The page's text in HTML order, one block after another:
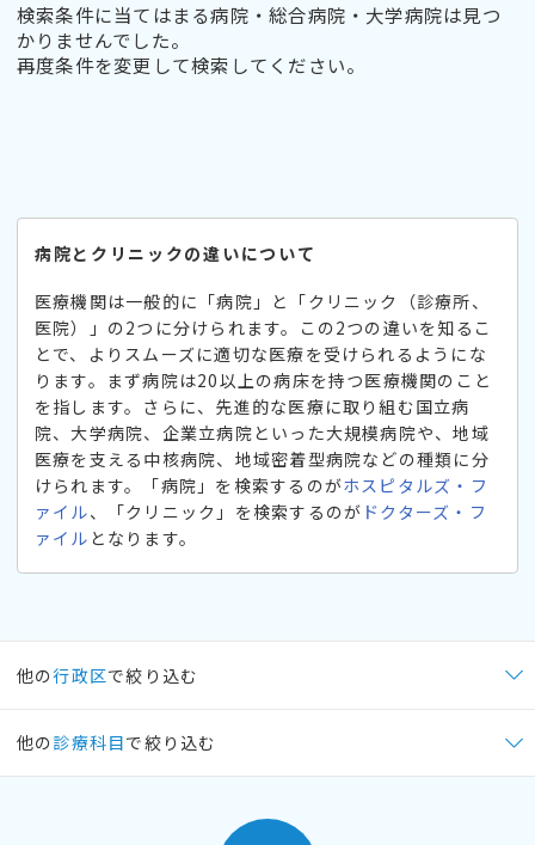
検索条件に当てはまる病院・総合病院・大学病院は見つ
かりませんでした。
再度条件を変更して検索してください。
病院とクリニックの違いについて
医療機関は一般的に「病院」と「クリニック（診療所、
医院）」の2つに分けられます。この2つの違いを知るこ
とで、よりスムーズに適切な医療を受けられるようにな
ります。まず病院は20以上の病床を持つ医療機関のこと
を指します。さらに、先進的な医療に取り組む国立病
院、大学病院、企業立病院といった大規模病院や、地域
医療を支える中核病院、地域密着型病院などの種類に分
けられます。「病院」を検索するのがホスピタルズ・フ
ァイル、「クリニック」を検索するのが ドクターズ・フ
ァイル となります。
他の行政区で絞り込む
他の 診療科目で絞り込む